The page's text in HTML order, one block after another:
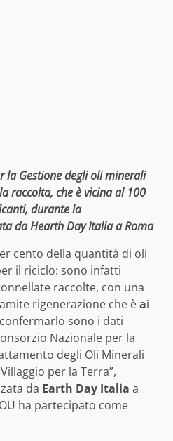
la Gestione degli oli minerali
raccolta, che è vicina al 100
durante la
da Hearth Day Italia a Roma
cento della quantità di oli
il riciclo: sono infatti
raccolte, con una
rigenerazione che èai
sono i dati
Nazionale per la
degli Oli Minerali
per la Terra”,
da Earth Day Italia a
ha partecipato come